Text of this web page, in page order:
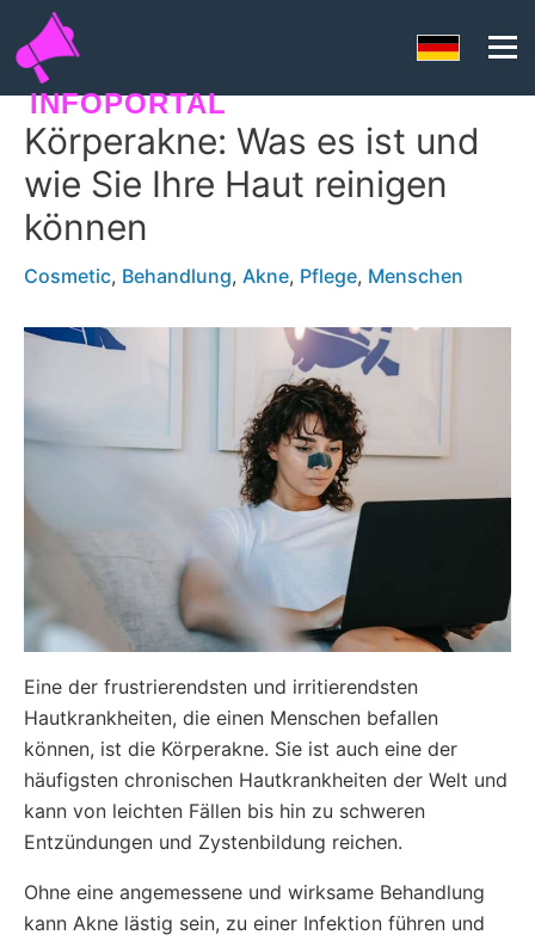
INFOPORTAL
NQ7
Körperakne: Was es ist und
wie Sie Ihre Haut reinigen
können
Cosmetic, Behandlung, Akne, Pflege, Menschen
Eine der frustrierendsten und irritierendsten
Hautkrankheiten, die einen Menschen befallen
können, ist die Körperakne. Sie ist auch eine der
häufigsten chronischen Hautkrankheiten der Welt und
kann von leichten Fällen bis hin zu schweren
Entzündungen und Zystenbildung reichen.
Ohne eine angemessene und wirksame Behandlung
kann Akne lästig sein, zu einer Infektion führen und